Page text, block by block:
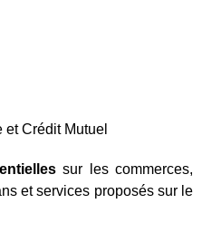
sur les commerces,
et services proposés sur le